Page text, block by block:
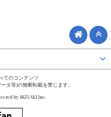
てのコンテンツ
タ等)の無断転載を禁じます。
by SKIYAKI Inc.